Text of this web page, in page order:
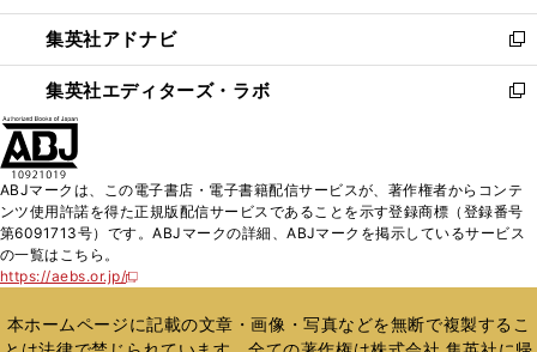
開
く
ウ
で
開
く
ン
ド
ウ
で
ウ
ィ
ン
ド
く
集英社アドナビ
新
し
い
ド
ウ
で
集英社エディターズ・ラボ
新
ィ
ン
ド
開
く
ABJマークは、この電子書店・電子書籍配信サービスが、著作権者からコンテ
ンツ使用許諾を得た正規版配信サービスであることを示す登録商標（登録番号
第6091713号）です。ABJマークの詳細、ABJマークを掲示しているサービス
の一覧はこちら。
https://aebs.or.jp/
新
い
ウ
本ホームページに記載の文章・画像・写真などを無断で複製するこ